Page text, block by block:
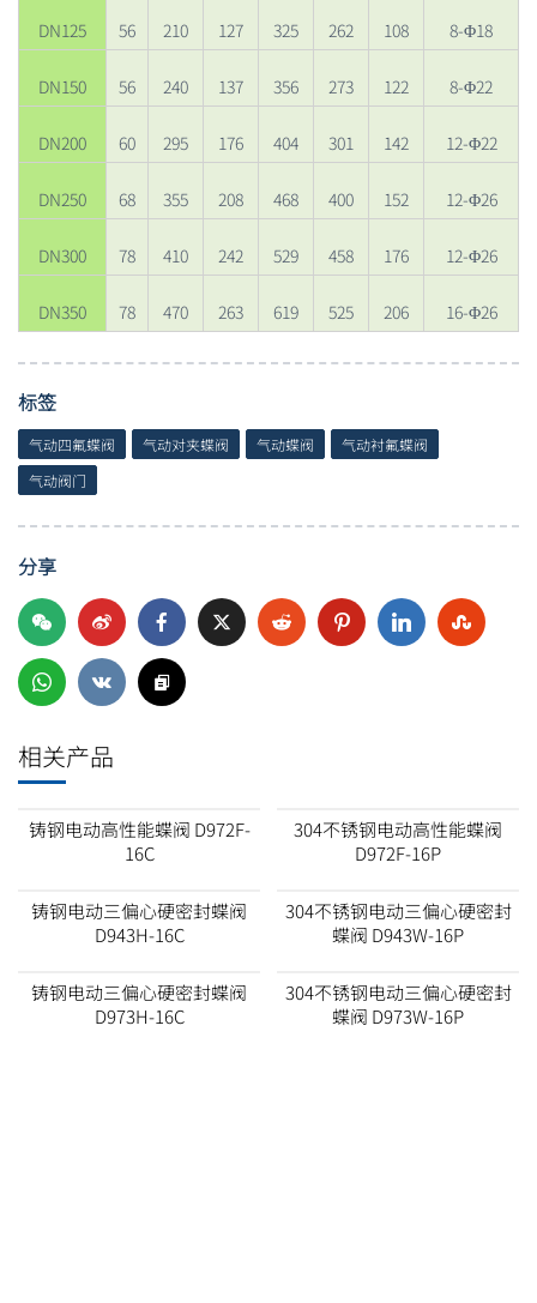
DN125 56 210 127 325 262 108 8-Φ18
DN150 56 240 137 356 273 122 8-Φ22
DN200 60 295 176 404 301 142 12-Φ22
DN250 68 355 208 468 400 152 12-Φ26
DN300 78 410 242 529 458 176 12-Φ26
DN350 78 470 263 619 525 206 16-Φ26
标签
气动四氟蝶阀 气动对夹蝶阀 气动蝶阀
气动衬氟蝶阀
气动阀门
分享
相关产品
铸钢电动高性能蝶阀 D972F-
16C
304不锈钢电动高性能蝶阀
D972F-16P
铸钢电动三偏心硬密封蝶阀
D943H-16C
304不锈钢电动三偏心硬密封
蝶阀 D943W-16P
铸钢电动三偏心硬密封蝶阀
D973H-16C
304不锈钢电动三偏心硬密封
蝶阀 D973W-16P